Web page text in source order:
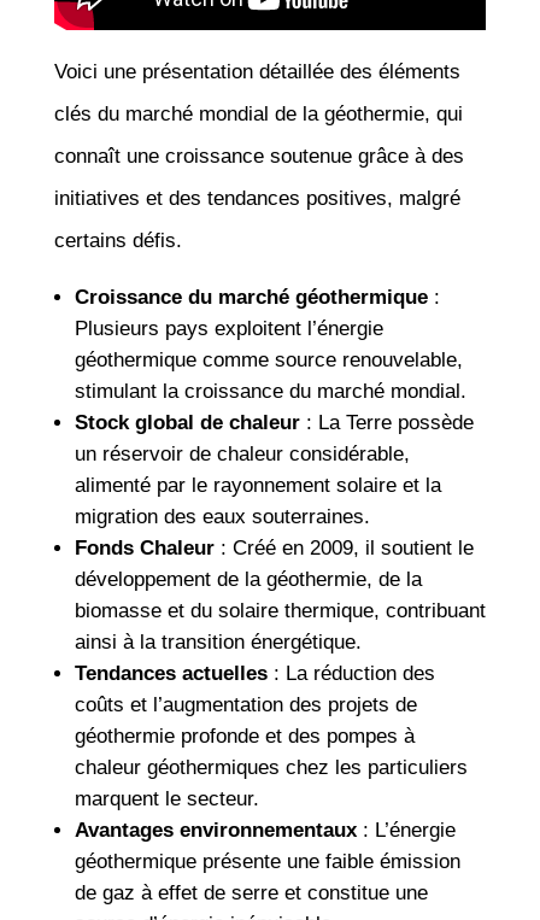
Voici une présentation détaillée des éléments
clés du marché mondial de la géothermie, qui
connaît une croissance soutenue grâce à des
initiatives et des tendances positives, malgré
certains défis.
Croissance du marché géothermique:
Plusieurs pays exploitent l’énergie
géothermique comme source renouvelable,
stimulant la croissance du marché mondial.
Stock global de chaleur: La Terre possède
un réservoir de chaleur considérable,
alimenté par le rayonnement solaire et la
migration des eaux souterraines.
Fonds Chaleur: Créé en 2009, il soutient le
développement de la géothermie, de la
biomasse et du solaire thermique, contribuant
ainsi à la transition énergétique.
Tendances actuelles: La réduction des
coûts et l’augmentation des projets de
géothermie profonde et des pompes à
chaleur géothermiques chez les particuliers
marquent le secteur.
Avantages environnementaux: L’énergie
géothermique présente une faible émission
de gaz à effet de serre et constitue une